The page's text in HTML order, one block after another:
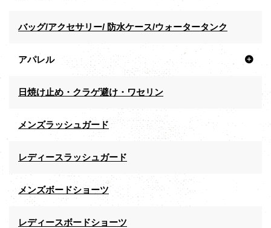
バッグ/アクセサリー/ 防水ケース/ウォータータンク
アパレル
日焼け止め・クラゲ避け・ワセリン
メンズラッシュガード
レディースラッシュガード
メンズボードショーツ
レディースボードショーツ